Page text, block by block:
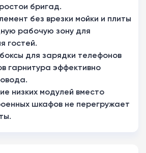
бригад.
без врезки мойки и плиты
рабочую зону для
гостей.
для зарядки телефонов
гарнитура эффективно
низких модулей вместо
шкафов не перегружает